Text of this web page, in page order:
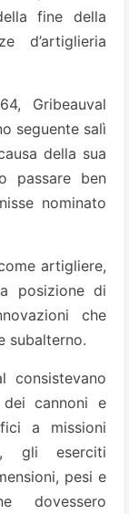
fine della
d’artiglieria
Gribeauval
seguente salì
della sua
passare ben
nominato
artigliere,
posizione di
che
subalterno.
consistevano
cannoni e
a missioni
gli eserciti
pesi e
dovessero